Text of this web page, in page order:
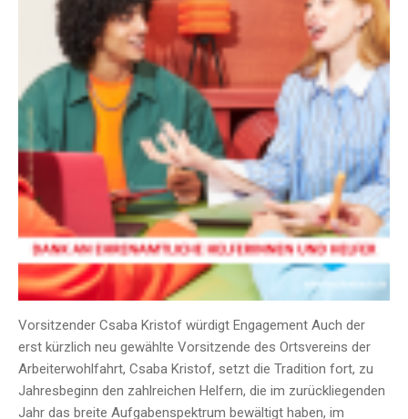
Vorsitzender Csaba Kristof würdigt Engagement Auch der
erst kürzlich neu gewählte Vorsitzende des Ortsvereins der
Arbeiterwohlfahrt, Csaba Kristof, setzt die Tradition fort, zu
Jahresbeginn den zahlreichen Helfern, die im zurückliegenden
Jahr das breite Aufgabenspektrum bewältigt haben, im